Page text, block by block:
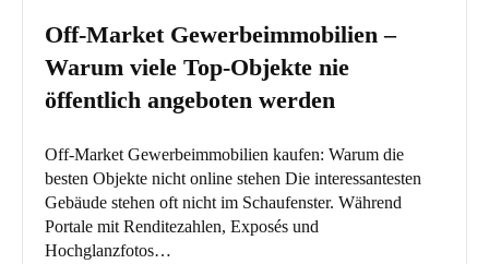
Off-Market Gewerbeimmobilien –
Warum viele Top-Objekte nie
öffentlich angeboten werden
Off-Market Gewerbeimmobilien kaufen: Warum die
besten Objekte nicht online stehen Die interessantesten
Gebäude stehen oft nicht im Schaufenster. Während
Portale mit Renditezahlen, Exposés und
Hochglanzfotos…